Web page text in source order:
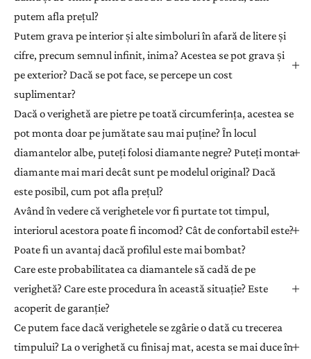
putem afla prețul?
Putem grava pe interior și alte simboluri în afară de litere și
cifre, precum semnul infinit, inima? Acestea se pot grava și
pe exterior? Dacă se pot face, se percepe un cost
suplimentar?
Dacă o verighetă are pietre pe toată circumferința, acestea se
pot monta doar pe jumătate sau mai puține? În locul
diamantelor albe, puteți folosi diamante negre? Puteți monta
diamante mai mari decât sunt pe modelul original? Dacă
este posibil, cum pot afla prețul?
Având în vedere că verighetele vor fi purtate tot timpul,
interiorul acestora poate fi incomod? Cât de confortabil este?
Poate fi un avantaj dacă profilul este mai bombat?
Care este probabilitatea ca diamantele să cadă de pe
verighetă? Care este procedura în această situație? Este
acoperit de garanție?
Ce putem face dacă verighetele se zgârie o dată cu trecerea
timpului? La o verighetă cu finisaj mat, acesta se mai duce în